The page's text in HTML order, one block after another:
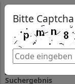
Bitte
Suchergebnis